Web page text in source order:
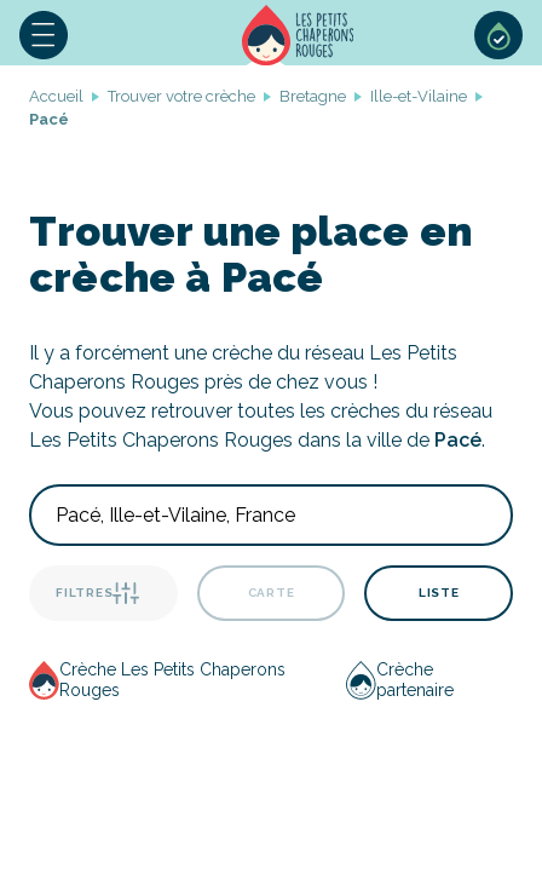
Accueil Trouver votre crèche Bretagne
Ille-et-Vilaine
Pacé
Trouver une place en
crèche à Pacé
Il y a forcément une crèche du réseau Les Petits
Chaperons Rouges près de chez vous !
Vous pouvez retrouver toutes les crèches du réseau
Les Petits Chaperons Rouges dans la ville de Pacé.
FILTRES CARTE LISTE
Crèche Les Petits Chaperons
Rouges
Crèche
partenaire